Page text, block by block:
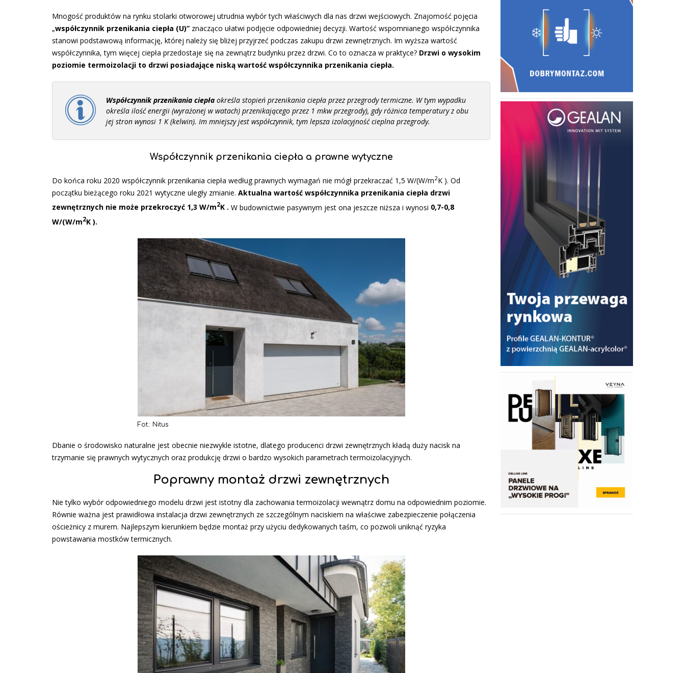
Mnogość produktów na rynku stolarki otworowej utrudnia wybór tych właściwych dla nas drzwi wejściowych. Znajomość pojęcia
„współczynnik przenikania ciepła (U)” znacząco ułatwi podjęcie odpowiedniej decyzji. Wartość wspomnianego współczynnika
stanowi podstawową informację, której należy się bliżej przyjrzeć podczas zakupu drzwi zewnętrznych. Im wyższa wartość
współczynnika, tym więcej ciepła przedostaje się na zewnątrz budynku przez drzwi. Co to oznacza w praktyce? Drzwi o wysokim
poziomie termoizolacji to drzwi posiadające niską wartość współczynnika przenikania ciepła.
Współczynnik przenikania ciepła określa stopień przenikania ciepła przez przegrody termiczne. W tym wypadku
określa ilość energii (wyrażonej w watach) przenikającego przez 1 mkw przegrody), gdy różnica temperatury z obu
jej stron wynosi 1 K (kelwin). Im mniejszy jest współczynnik, tym lepsza izolacyjność cieplna przegrody.
Współczynnik przenikania ciepła a prawne wytyczne
Do końca roku 2020 współczynnik przenikania ciepła według prawnych wymagań nie mógł przekraczać 1,5 W/(W/m2K ). Od
początku bieżącego roku 2021 wytyczne uległy zmianie. Aktualna wartość współczynnika przenikania ciepła drzwi
zewnętrznych nie może przekroczyć 1,3 W/m2K . W budownictwie pasywnym jest ona jeszcze niższa i wynosi 0,7-0,8
W/(W/m2K ).
Fot.: Nitus
Dbanie o środowisko naturalne jest obecnie niezwykle istotne, dlatego producenci drzwi zewnętrznych kładą duży nacisk na
trzymanie się prawnych wytycznych oraz produkcję drzwi o bardzo wysokich parametrach termoizolacyjnych.
Poprawny montaż drzwi zewnętrznych
Nie tylko wybór odpowiedniego modelu drzwi jest istotny dla zachowania termoizolacji wewnątrz domu na odpowiednim poziomie.
Równie ważna jest prawidłowa instalacja drzwi zewnętrznych ze szczególnym naciskiem na właściwe zabezpieczenie połączenia
ościeżnicy z murem. Najlepszym kierunkiem będzie montaż przy użyciu dedykowanych taśm, co pozwoli uniknąć ryzyka
powstawania mostków termicznych.